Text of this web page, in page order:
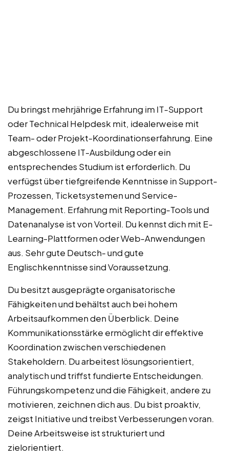
Du bringst mehrjährige Erfahrung im IT-Support
oder Technical Helpdesk mit, idealerweise mit
Team- oder Projekt-Koordinationserfahrung. Eine
abgeschlossene IT-Ausbildung oder ein
entsprechendes Studium ist erforderlich. Du
verfügst über tiefgreifende Kenntnisse in Support-
Prozessen, Ticketsystemen und Service-
Management. Erfahrung mit Reporting-Tools und
Datenanalyse ist von Vorteil. Du kennst dich mit E-
Learning-Plattformen oder Web-Anwendungen
aus. Sehr gute Deutsch- und gute
Englischkenntnisse sind Voraussetzung.
Du besitzt ausgeprägte organisatorische
Fähigkeiten und behältst auch bei hohem
Arbeitsaufkommen den Überblick. Deine
Kommunikationsstärke ermöglicht dir effektive
Koordination zwischen verschiedenen
Stakeholdern. Du arbeitest lösungsorientiert,
analytisch und triffst fundierte Entscheidungen.
Führungskompetenz und die Fähigkeit, andere zu
motivieren, zeichnen dich aus. Du bist proaktiv,
zeigst Initiative und treibst Verbesserungen voran.
Deine Arbeitsweise ist strukturiert und
zielorientiert.